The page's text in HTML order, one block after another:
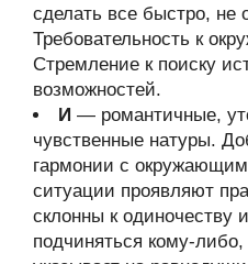
сделать все быстро, не
Требовательность к
Стремление к поиску
возможностей.
И — романтичные,
чувственные натуры.
гармонии с
ситуации проявляют
склонны к одиночеству
подчиняться кому-